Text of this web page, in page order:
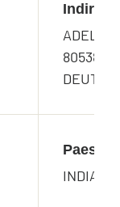
80538
Paese
INDIA